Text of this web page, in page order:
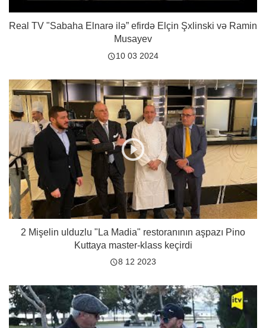
Real TV "Sabaha Elnarə ilə” efirdə Elçin Şxlinski və Ramin
Musayev
10 03 2024
2 Mişelin ulduzlu "La Madia" restoranının aşpazı Pino
Kuttaya master-klass keçirdi
8 12 2023